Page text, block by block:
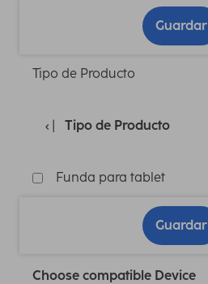
Guardar
Tipo de Producto
Tipo de Producto
Funda para tablet
Guardar
Choose compatible Device